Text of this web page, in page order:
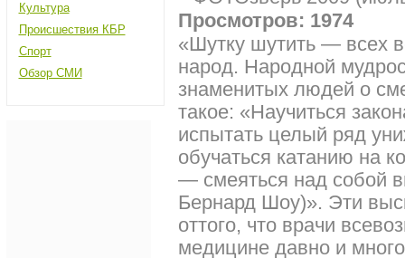
Культура
Происшествия КБР
Спорт
Обзор СМИ
Просмотров: 1974
«Шутку шутить — всех
народ. Народной
знаменитых людей о
такое: «Научиться
испытать целый ряд
обучаться катанию на
— смеяться над собой
Бернард Шоу)». Эти
оттого, что врачи
медицине давно и